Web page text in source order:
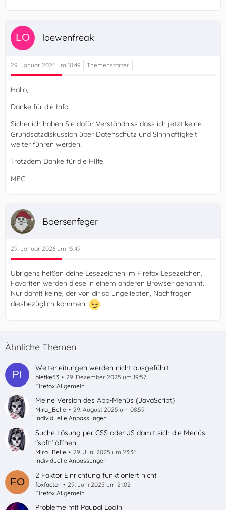
loewenfreak
29. Januar 2026 um 10:49
Hallo,
Danke für die Info.
Sicherlich haben Sie dafür Verständniss dass ich jetzt keine
Grundsatzdiskussion über Datenschutz und Sinnhaftigkeit
weiter führen werden.
Trotzdem Danke für die HIlfe.
MFG
Boersenfeger
29. Januar 2026 um 15:49
Übrigens heißen deine Lesezeichen im Firefox Lesezeichen.
Favoriten werden diese in einem anderen Browser genannt.
Nur damit keine, der von dir so ungeliebten, Nachfragen
diesbezüglich kommen.
Ähnliche Themen
Weiterleitungen werden nicht ausgeführt
piefke53
29. Dezember 2025 um 19:57
Firefox Allgemein
Meine Version des App-Menüs (JavaScript)
Mira_Belle
29. August 2025 um 08:59
Individuelle Anpassungen
Suche Lösung per CSS oder JS damit sich die Menüs
"soft" öffnen.
Mira_Belle
29. Juni 2025 um 23:36
Individuelle Anpassungen
2 Faktor Einrichtung funktioniert nicht
foxfactor
29. Juni 2025 um 21:02
Firefox Allgemein
Probleme mit Paypal Login